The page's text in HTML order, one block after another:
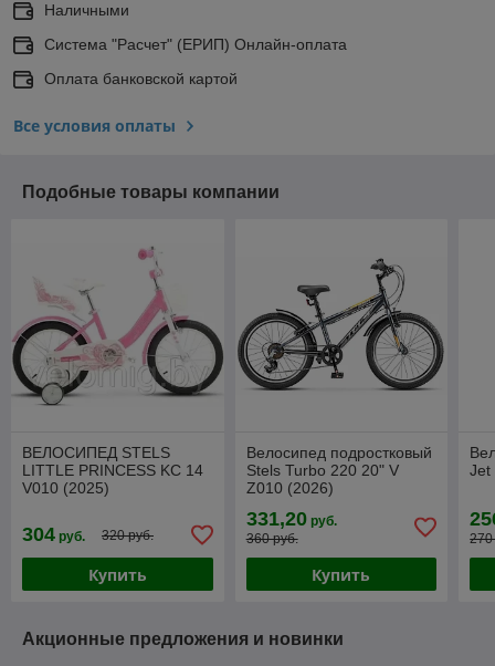
Наличными
Система "Расчет" (ЕРИП) Онлайн-оплата
Оплата банковской картой
Все условия оплаты
Подобные товары компании
ВЕЛОСИПЕД STELS
LITTLE PRINCESS KC 14
V010 (2025)
304 руб. 320 руб.
Купить
Велосипед подростковый
Stels Turbo 220 20" V
Z010 (2026)
331,20руб.
360 руб.
Купить
Jet
270
Акционные предложения и новинки